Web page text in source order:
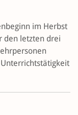
im Herbst
den letzten drei